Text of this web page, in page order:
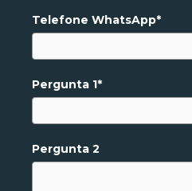
Telefone WhatsApp*
Pergunta 1*
Pergunta 2